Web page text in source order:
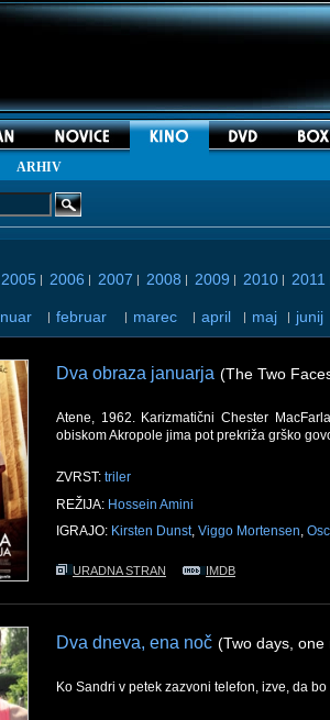
ARHIV
2005 | 2006 | 2007 | 2008 | 2009 | 2010 | 2011
| februar | marec | april | maj | junij
Dva obraza januarja (The Two
Atene, 1962. Karizmatični Chester
obiskom Akropole jima pot prekriža grško
ZVRST: triler
REŽIJA: Hossein Amini
IGRAJO: Kirsten Dunst, Viggo Mortensen,
URADNA STRAN IMDB
Dva dneva, ena noč (Two days, one
Ko Sandri v petek zazvoni telefon, izve, da